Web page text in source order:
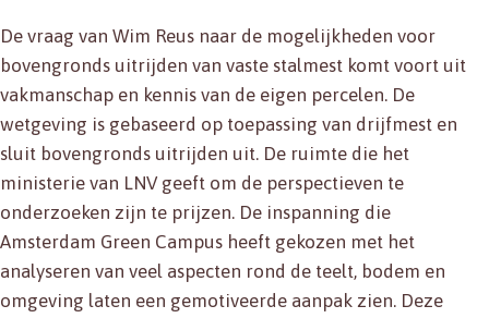
De vraag van Wim Reus naar de mogelijkheden voor
bovengronds uitrijden van vaste stalmest komt voort uit
vakmanschap en kennis van de eigen percelen. De
wetgeving is gebaseerd op toepassing van drijfmest en
sluit bovengronds uitrijden uit. De ruimte die het
ministerie van LNV geeft om de perspectieven te
onderzoeken zijn te prijzen. De inspanning die
Amsterdam Green Campus heeft gekozen met het
analyseren van veel aspecten rond de teelt, bodem en
omgeving laten een gemotiveerde aanpak zien. Deze